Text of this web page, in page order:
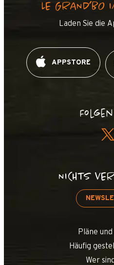
LE GRAND’BO
Laden Sie die
APPSTORE
NICHTS
Pläne
Häufig
Wer